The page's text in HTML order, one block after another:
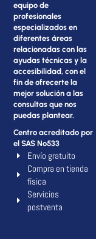
equipo de
profesionales
especializados en
diferentes áreas
relacionadas con las
ayudas técnicas y la
accesibilidad, con el
fin de ofrecerte la
mejor solución a las
consultas que nos
puedas plantear.
Centro acreditado por
el SAS Nº533
Envío gratuito
Compra en tienda
física
Servicios
postventa